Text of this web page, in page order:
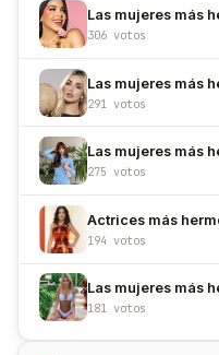
Las mujeres más
306 votos
Las mujeres más
291 votos
Las mujeres más
275 votos
Actrices más
194 votos
Las mujeres más
181 votos